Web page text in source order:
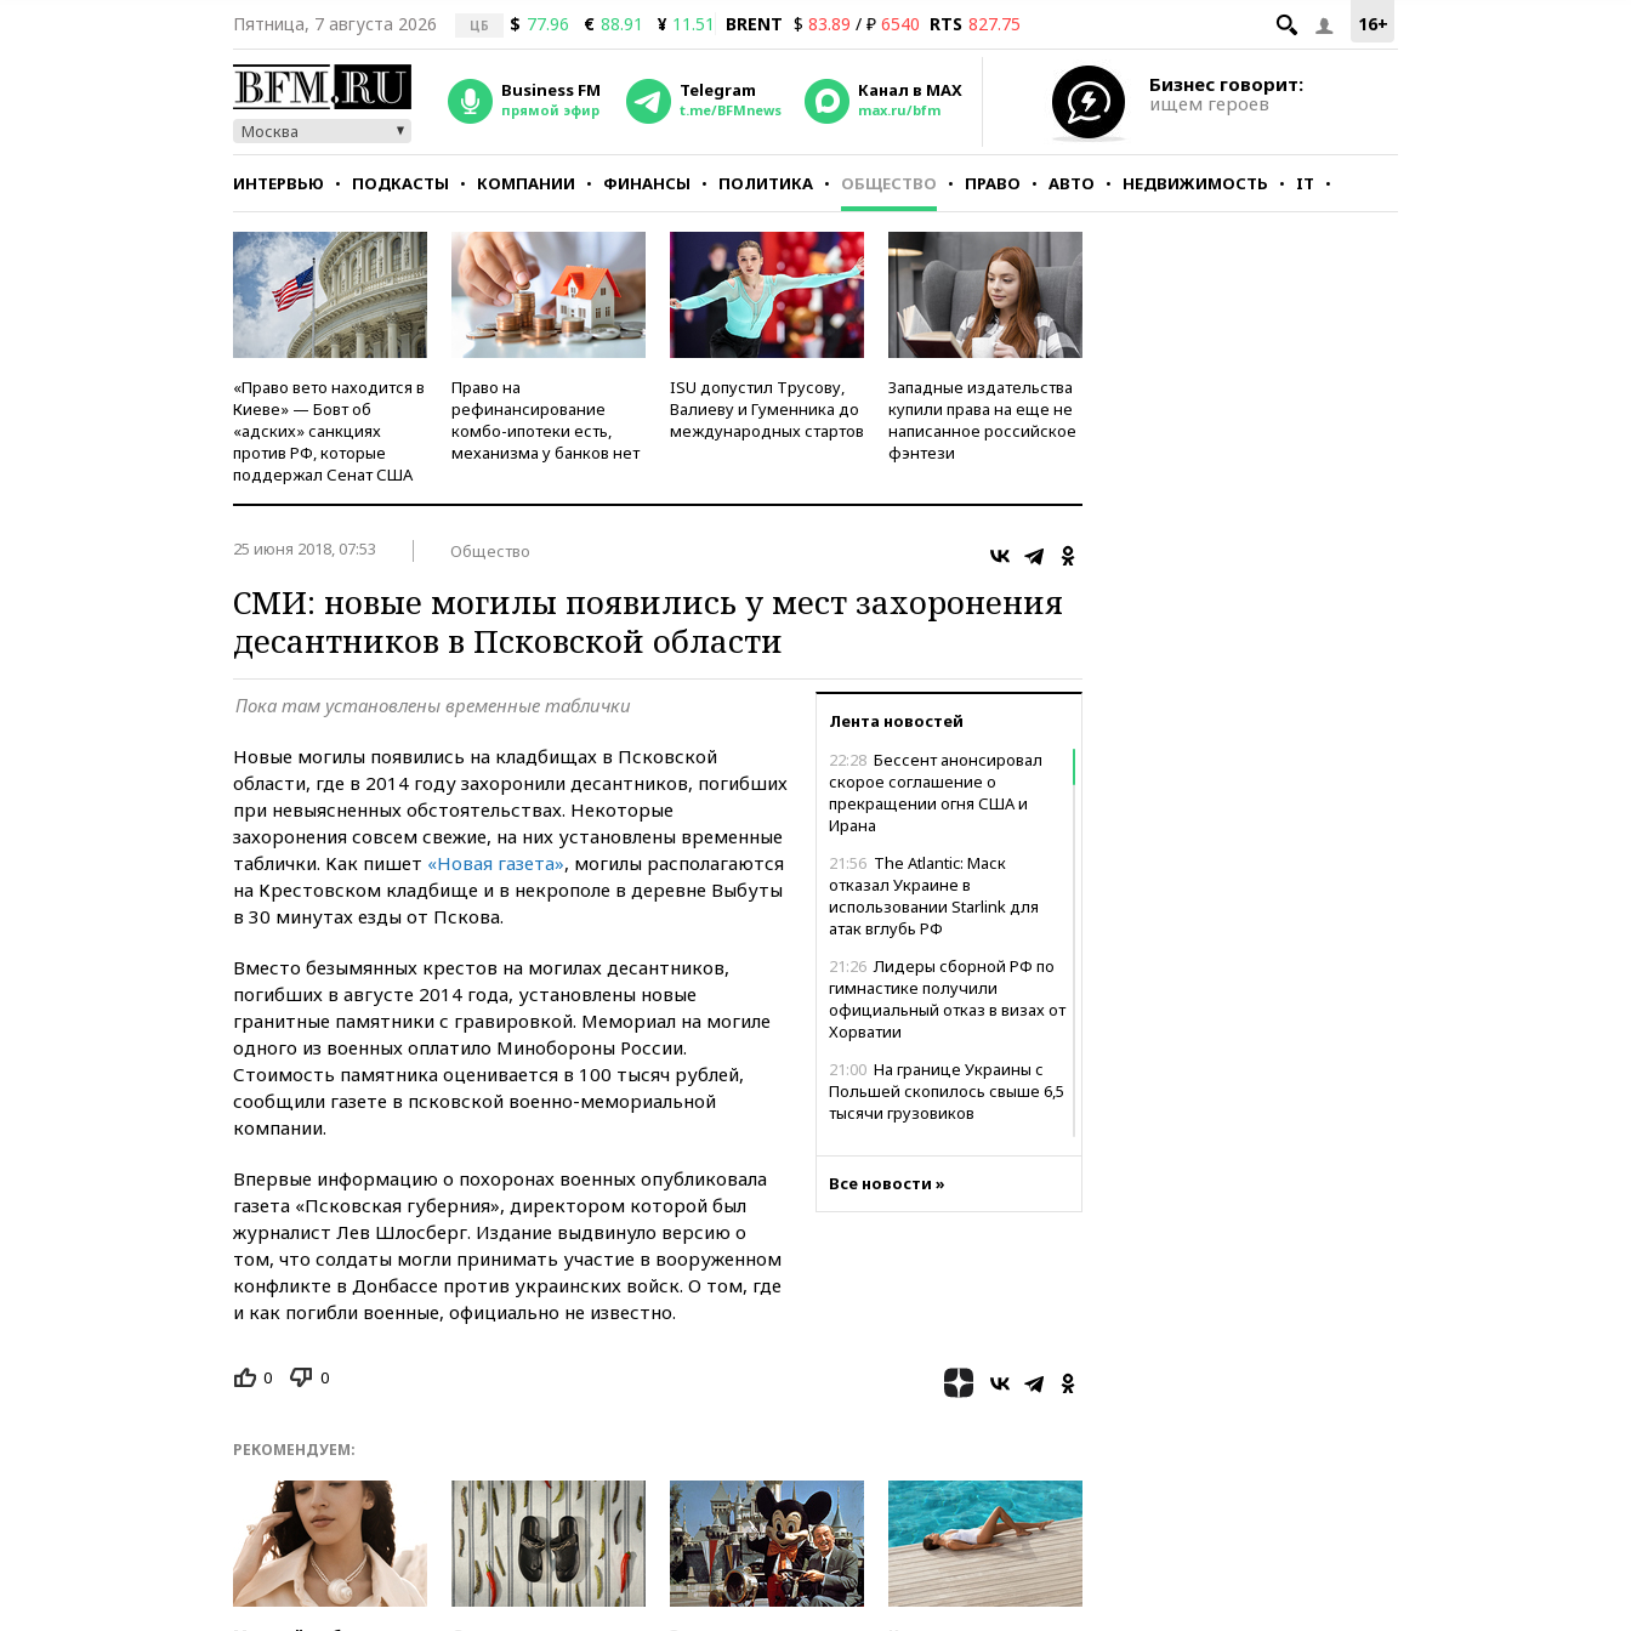
16+
Пятница, 7 августа 2026 ЦБ $ 77.96 € 88.91 ¥ 11.51 BRENT $ 83.89 / ₽ 6540 RTS 827.75
Москва
Business FM
прямой эфир
Telegram
t.me/BFMnews
Канал в MAX
max.ru/bfm
Бизнес говорит:
ищем героев
ИНТЕРВЬЮ ПОДКАСТЫ КОМПАНИИ ФИНАНСЫ ПОЛИТИКА ОБЩЕСТВО ПРАВО АВТО НЕДВИЖИМОСТЬ IT
СТИЛЬ ТЕСТЫ
«Право вето находится в
Киеве» — Бовт об
«адских» санкциях
против РФ, которые
поддержал Сенат США
Право на
рефинансирование
комбо-ипотеки есть,
механизма у банков нет
ISU допустил Трусову,
Валиеву и Гуменника до
международных стартов
Западные издательства
купили права на еще не
написанное российское
фэнтези
25 июня 2018, 07:53 Общество
СМИ: новые могилы появились у мест захоронения
десантников в Псковской области
Лента новостей
22:28 Бессент анонсировал
скорое соглашение о
прекращении огня США и
Ирана
21:56 The Atlantic: Маск
отказал Украине в
использовании Starlink для
атак вглубь РФ
21:26 Лидеры сборной РФ по
гимнастике получили
официальный отказ в визах от
Хорватии
21:00 На границе Украины с
Польшей скопилось свыше 6,5
тысячи грузовиков
пройдет в 2026 году
Лидию Невзорову
20:20
Суд США постановил
остановить строительство
бального зала в Белом доме
20:15
Сенат США одобрил
ужесточение санкций против
Все новости »
Пока там установлены временные таблички
Новые могилы появились на кладбищах в Псковской
области, где в 2014 году захоронили десантников, погибших
при невыясненных обстоятельствах. Некоторые
захоронения совсем свежие, на них установлены временные
таблички. Как пишет «Новая газета», могилы располагаются
на Крестовском кладбище и в некрополе в деревне Выбуты
в 30 минутах езды от Пскова.
Вместо безымянных крестов на могилах десантников,
погибших в августе 2014 года, установлены новые
гранитные памятники с гравировкой. Мемориал на могиле
одного из военных оплатило Минобороны России.
Стоимость памятника оценивается в 100 тысяч рублей,
сообщили газете в псковской военно-мемориальной
компании.
Впервые информацию о похоронах военных опубликовала
газета «Псковская губерния», директором которой был
журналист Лев Шлосберг. Издание выдвинуло версию о
том, что солдаты могли принимать участие в вооруженном
конфликте в Донбассе против украинских войск. О том, где
и как погибли военные, официально не известно.
0 0
РЕКОМЕНДУЕМ: